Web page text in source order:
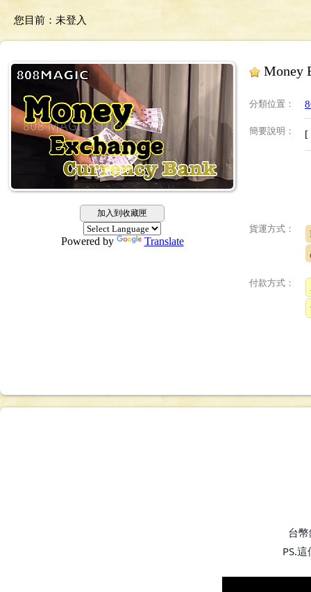
您目前： 未登入
加入到收藏匣
Powered by Translate
Money
分類位置 ：
簡要說明 ： [
貨運方式：
付款方式：
台
PS.